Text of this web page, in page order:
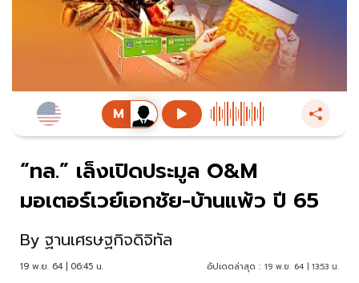
“ทล.” เล็งเปิดประมูล O&M
มอเตอร์เวย์เอกชัย-บ้านแพ้ว ปี 65
By ฐานเศรษฐกิจดิจิทัล
19 พ.ย. 64 | 06:45 น. อัปเดตล่าสุด : 19 พ.ย. 64 | 13:53 น.